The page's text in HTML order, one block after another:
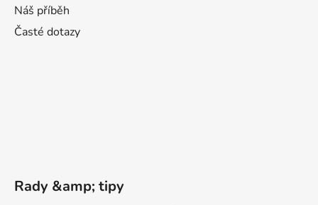
Náš příběh
Časté dotazy
Rady &amp; tipy